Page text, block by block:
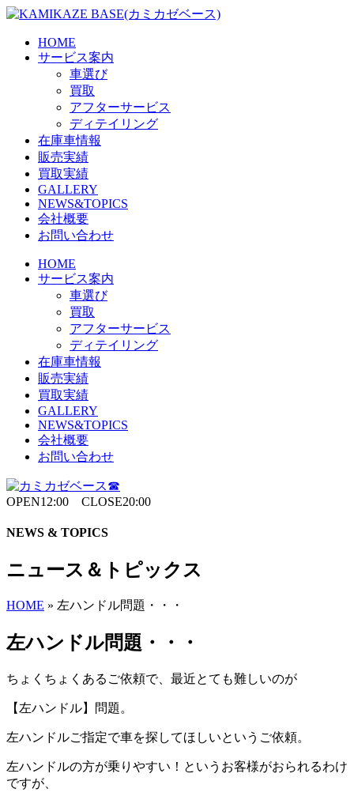
Skip
content
HOME
サービス案内
車選び
買取
アフターサービス
ディテイリング
在庫車情報
販売実績
買取実績
GALLERY
NEWS&TOPICS
会社概要
お問い合わせ
HOME
サービス案内
車選び
買取
アフターサービス
ディテイリング
在庫車情報
販売実績
買取実績
GALLERY
NEWS&TOPICS
会社概要
お問い合わせ
OPEN12:00 CLOSE20:00
NEWS & TOPICS
ニュース＆トピックス
HOME » 左ハンドル問題・・・
左ハンドル問題・・・
ちょくちょくあるご依頼で、最近とても難しいのが
【左ハンドル】問題。
左ハンドルご指定で車を探してほしいというご依頼。
左ハンドルの方が乗りやすい！というお客様がおられるわけ
ですが、